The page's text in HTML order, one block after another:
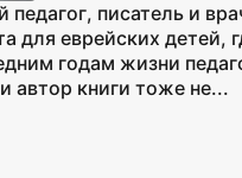
писатель и
для еврейских детей,
годам жизни
автор книги тоже не...